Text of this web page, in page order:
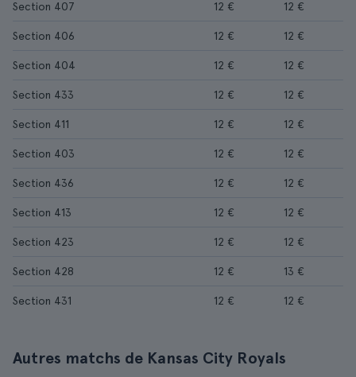
Section 407 12 € 12 €
Section 406 12 € 12 €
Section 404 12 € 12 €
Section 433 12 € 12 €
Section 411 12 € 12 €
Section 403 12 € 12 €
Section 436 12 € 12 €
Section 413 12 € 12 €
Section 423 12 € 12 €
Section 428 12 € 13 €
Section 431 12 € 12 €
Autres matchs de Kansas City Royals